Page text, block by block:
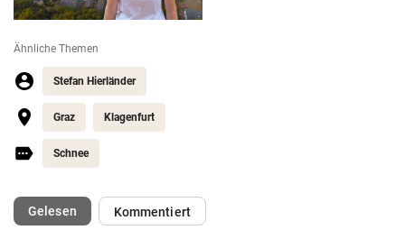
Ähnliche Themen
Stefan Hierländer
Graz Klagenfurt
Schnee
Gelesen(ausgewählt)Kommentiert